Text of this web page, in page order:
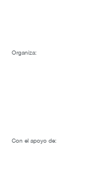
Organiza:
Con el apoyo de: